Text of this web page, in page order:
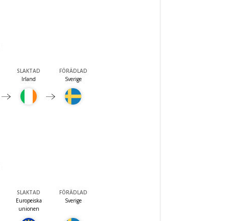
SLAKTAD
Irland
FÖRÄDLAD
Sverige
SLAKTAD
Europeiska
unionen
FÖRÄDLAD
Sverige